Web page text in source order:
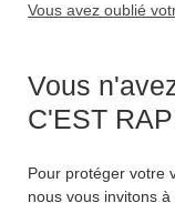
Vous avez oublié
Vous
C'EST
Pour protéger votre
nous vous invitons